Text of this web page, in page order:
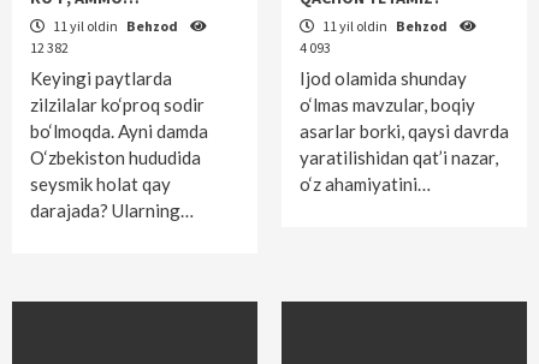
11 yil oldin Behzod
12 382
Keyingi paytlarda
zilzilalar ko‘proq sodir
bo‘lmoqda. Ayni damda
O‘zbekiston hududida
seysmik holat qay
darajada? Ularning…
11 yil oldin Behzod
4 093
Ijod olamida shunday
o‘lmas mavzular, boqiy
asarlar borki, qaysi davrda
yaratilishidan qat’i nazar,
o‘z ahamiyatini…